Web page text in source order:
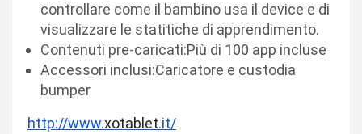
controllare come il bambino usa il device e di
visualizzare le statitiche di apprendimento.
Contenuti pre-caricati:Più di 100 app incluse
Accessori inclusi:Caricatore e custodia
bumper
http://www.xotablet.it/